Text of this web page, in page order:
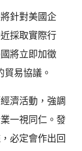
針對美國企
採取實際行
將立即加徵
易協議。
濟活動，強調
一視同仁。發
必定會作出回